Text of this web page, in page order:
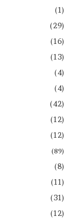
(1)
(29)
(16)
(13)
(4)
(4)
(42)
(12)
(12)
(89)
(8)
(11)
(31)
(12)